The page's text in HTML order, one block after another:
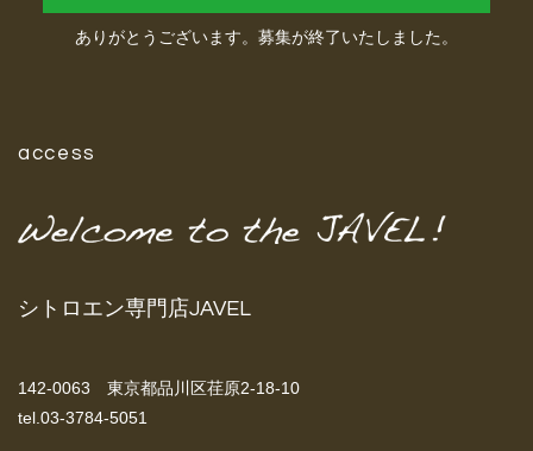
ありがとうございます。募集が終了いたしました。
access
シトロエン専門店JAVEL
142-0063 東京都品川区荏原2-18-10
tel.03-3784-5051